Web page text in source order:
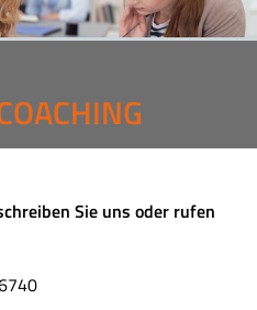
Sie uns oder rufen